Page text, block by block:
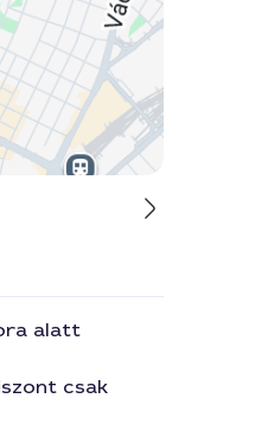
alatt
csak